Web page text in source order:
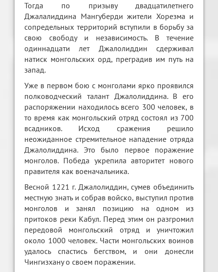
Тогда по призыву двадцатилетнего
Джалалиддина Мангуберди жители Хорезма и
сопредельных территорий вступили в борьбу за
свою свободу и независимость. В течение
одиннадцати лет Джалолиддин сдерживал
натиск монгольских орд, преградив им путь на
запад.
Уже в первом бою с монголами ярко проявился
полководческий талант Джалолиддина. В его
распоряжении находилось всего 300 человек, в
то время как монгольский отряд состоял из 700
всадников. Исход сражения решило
неожиданное стремительное нападение отряда
Джалолиддина. Это было первое поражение
монголов. Победа укрепила авторитет нового
правителя как военачальника.
Весной 1221 г. Джалолиддин, сумев объединить
местную знать и собрав войско, выступил против
монголов и занял позицию на одном из
притоков реки Кабул. Перед этим он разгромил
передовой монгольский отряд и уничтожил
около 1000 человек. Части монгольских воинов
удалось спастись бегством, и они донесли
Чингизхану о своем поражении.